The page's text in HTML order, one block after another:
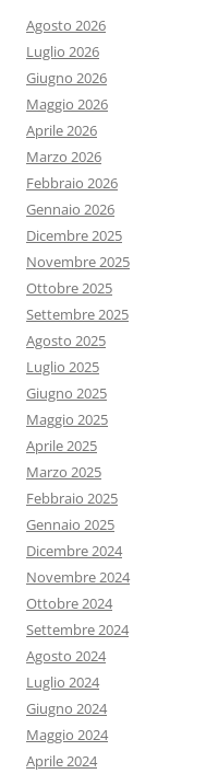
Agosto 2026
Luglio 2026
Giugno 2026
Maggio 2026
Aprile 2026
Marzo 2026
Febbraio 2026
Gennaio 2026
Dicembre 2025
Novembre 2025
Ottobre 2025
Settembre 2025
Agosto 2025
Luglio 2025
Giugno 2025
Maggio 2025
Aprile 2025
Marzo 2025
Febbraio 2025
Gennaio 2025
Dicembre 2024
Novembre 2024
Ottobre 2024
Settembre 2024
Agosto 2024
Luglio 2024
Giugno 2024
Maggio 2024
Aprile 2024